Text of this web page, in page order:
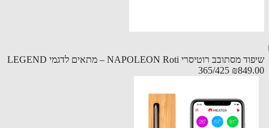
שיפוד מסתובב רוטיסרי NAPOLEON Roti – מתאים לדגמי LEGEND
365/425